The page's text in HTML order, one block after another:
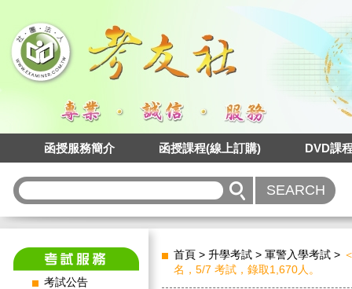
函授服務簡介 函授課程(線上訂購) DVD課
考試公告
首頁 > 升學考試 > 軍警入學考試 >
名，5/7 考試，錄取1,670人。